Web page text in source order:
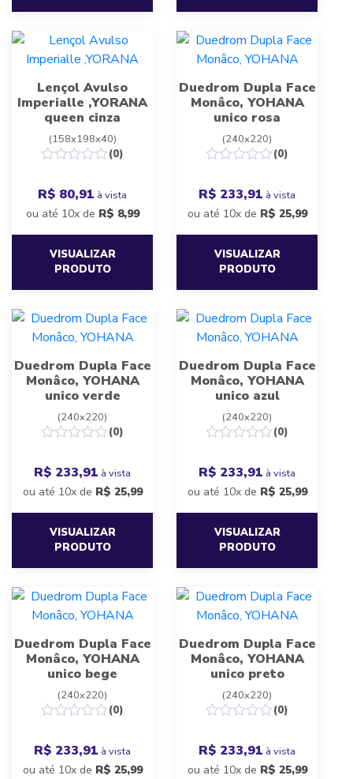
Lençol Avulso
Imperialle ,YORANA
queen cinza
(158x198x40)
(0)
R$ 80,91 à vista
ou até 10x de R$ 8,99
VISUALIZAR
PRODUTO
Duedrom Dupla Face
Monâco, YOHANA
unico rosa
(240x220)
(0)
R$ 233,91 à vista
ou até 10x de R$ 25,99
VISUALIZAR
PRODUTO
Duedrom Dupla Face
Monâco, YOHANA
unico verde
(240x220)
(0)
R$ 233,91 à vista
ou até 10x de R$ 25,99
VISUALIZAR
PRODUTO
Duedrom Dupla Face
Monâco, YOHANA
unico azul
(240x220)
(0)
R$ 233,91 à vista
ou até 10x de R$ 25,99
VISUALIZAR
PRODUTO
Duedrom Dupla Face
Monâco, YOHANA
unico bege
(240x220)
(0)
R$ 233,91 à vista
ou até 10x de R$ 25,99
Duedrom Dupla Face
Monâco, YOHANA
unico preto
(240x220)
(0)
R$ 233,91 à vista
ou até 10x de R$ 25,99